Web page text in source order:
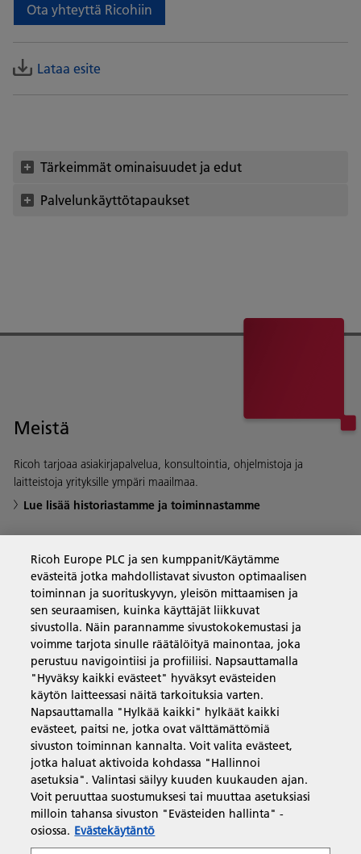
Ota yhteyttä Ricohiin
Lataa esite
Tärkeimmät ominaisuudet ja edut
Palvelunkäyttötapaukset
Meistä
Ricoh tarjoaa asiakirjapalvelua, konsultointia, ohjelmistoja ja
laitteistoja yrityksille ympäri maailmaa.
Lue lisää historiastamme ja toiminnastamme
Yritysratkaisut
Tuotteet ja palvelut
Tuki ja yhteystiedot
Resurssit
Seuraa meitä
Ricoh Europe PLC ja sen kumppanit/Käytämme
evästeitä jotka mahdollistavat sivuston optimaalisen
toiminnan ja suorituskyvyn, yleisön mittaamisen ja
sen seuraamisen, kuinka käyttäjät liikkuvat
sivustolla. Näin parannamme sivustokokemustasi ja
voimme tarjota sinulle räätälöityä mainontaa, joka
perustuu navigointiisi ja profiiliisi. Napsauttamalla
"Hyväksy kaikki evästeet" hyväksyt evästeiden
käytön laitteessasi näitä tarkoituksia varten.
Napsauttamalla "Hylkää kaikki" hylkäät kaikki
evästeet, paitsi ne, jotka ovat välttämättömiä
sivuston toiminnan kannalta. Voit valita evästeet,
jotka haluat aktivoida kohdassa "Hallinnoi
asetuksia". Valintasi säilyy kuuden kuukauden ajan.
Voit peruuttaa suostumuksesi tai muuttaa asetuksiasi
milloin tahansa sivuston "Evästeiden hallinta" -
osiossa. Evästekäytäntö